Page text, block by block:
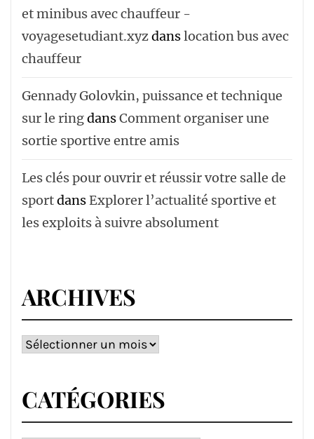
et minibus avec chauffeur -
voyagesetudiant.xyzdanslocation bus avec
chauffeur ‌‌
Gennady Golovkin, puissance et technique
sur le ringdansComment organiser une
sortie sportive entre amis
Les clés pour ouvrir et réussir votre salle de
sportdansExplorer l’actualité sportive et
les exploits à suivre absolument
ARCHIVES
Archives
CATÉGORIES